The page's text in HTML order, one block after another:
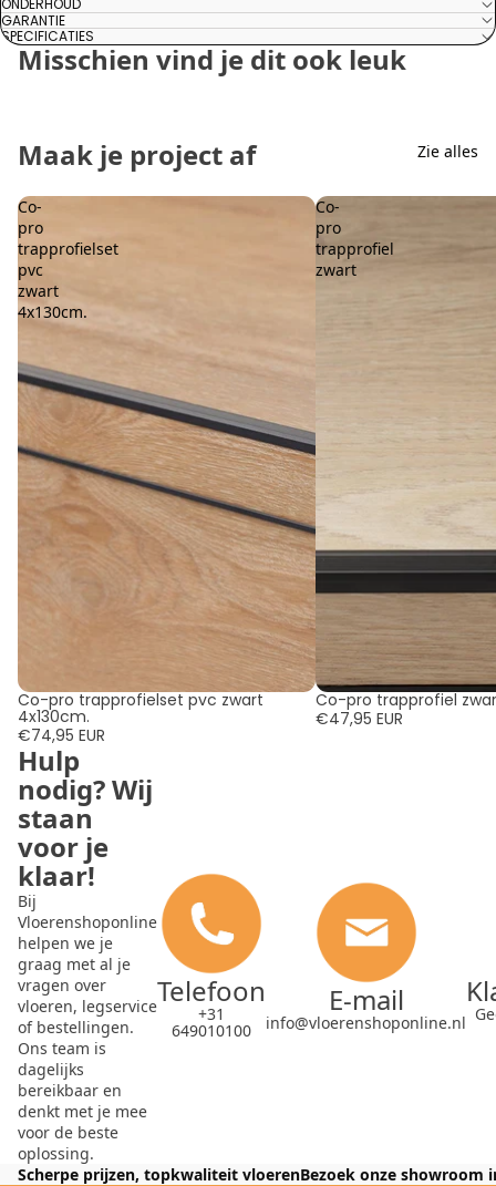
ONDERHOUD
GARANTIE
SPECIFICATIES
Misschien vind je dit ook leuk
Maak je project af Zie alles
Co-
pro
trapprofielset
pvc
zwart
4x130cm.
Co-pro trapprofielset pvc zwart
4x130cm.
€74,95 EUR
Co-
pro
trapprofiel
zwart
Co-pro trapprofiel
€47,95 EUR
Hulp
nodig? Wij
staan
voor je
klaar!
Bij
Vloerenshoponline
helpen we je
graag met al je
vragen over
vloeren, legservice
of bestellingen.
Ons team is
dagelijks
bereikbaar en
denkt met je mee
voor de beste
oplossing.
Telefoon
+31
649010100
E-mail
info@vloerenshoponline.nl
Scherpe prijzen, topkwaliteit vloerenBezoek onze showroom